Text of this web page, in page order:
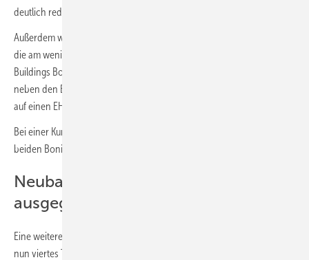
deutlich reduzieren.
Außerdem wird der bereits im September 2022 eingeführte Bonus für
die am wenigsten energieeffizienten Gebäude, der Worst Performing
Buildings Bonus „WPB-Bonus“, von 5 auf 10 Prozentpunkte erhöht und
neben den EH/EG-40- und EH/EG-55-Stufen auch auf Sanierungen
auf einen EH/EG-70-EE-Standard ausgeweitet.
Bei einer Kumulierung von WPB-Bonus und SerSan-Bonus werden die
beiden Boni in der Summe auf 20 % begrenzt.
Neubauförderung wird ab März 2023
ausgegliedert
Eine weitere Änderung betrifft die Neubauförderung: Diese wird als
nun viertes Teilprogramm der BEG aus den bisherigen Richtlinien